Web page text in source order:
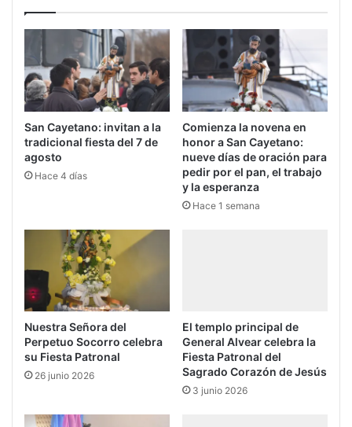
San Cayetano: invitan a la
tradicional fiesta del 7 de
agosto
Hace 4 días
Comienza la novena en
honor a San Cayetano:
nueve días de oración para
pedir por el pan, el trabajo
y la esperanza
Hace 1 semana
Nuestra Señora del
Perpetuo Socorro celebra
su Fiesta Patronal
26 junio 2026
El templo principal de
General Alvear celebra la
Fiesta Patronal del
Sagrado Corazón de Jesús
3 junio 2026